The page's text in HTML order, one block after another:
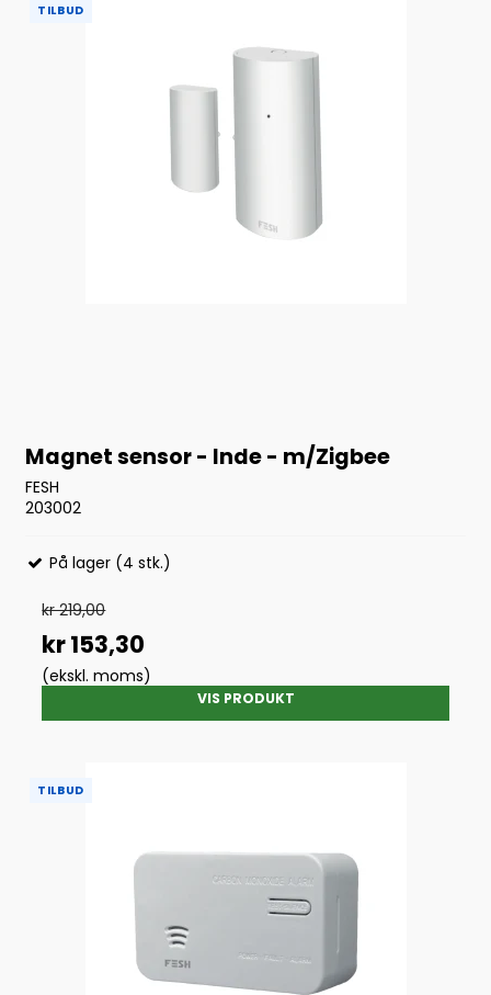
TILBUD
Magnet sensor - Inde - m/Zigbee
FESH
203002
På lager (4 stk.)
kr 219,00
kr 153,30
(ekskl. moms)
VIS PRODUKT
TILBUD